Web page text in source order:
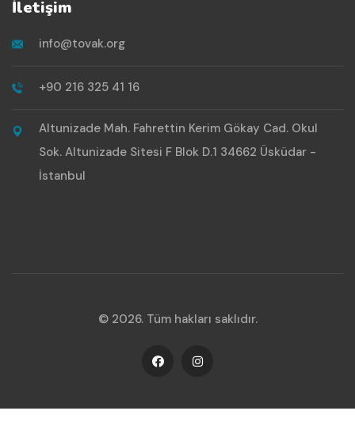
İletişim
info@tovak.org
+90 216 325 41 16
Altunizade Mah. Fahrettin Kerim Gökay Cad. Okul
Sok. Altunizade Sitesi F Blok D.1 34662 Üsküdar -
İstanbul
© 2026. Tüm hakları saklıdır.